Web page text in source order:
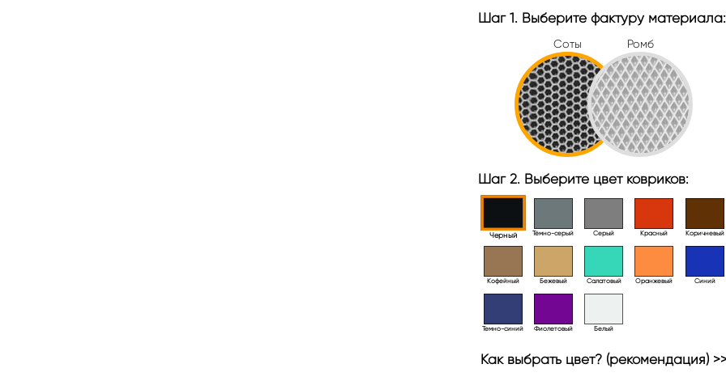
Шаг 1. Выберите фактуру материала:
Соты Ромб
Шаг 2. Выберите цвет ковриков:
Черный Тёмно-серый Серый Красный Коричневый
Кофейный Бежевый Салатовый Оранжевый Синий
Темно-синий Фиолетовый Белый
Как выбрать цвет? (рекомендация)